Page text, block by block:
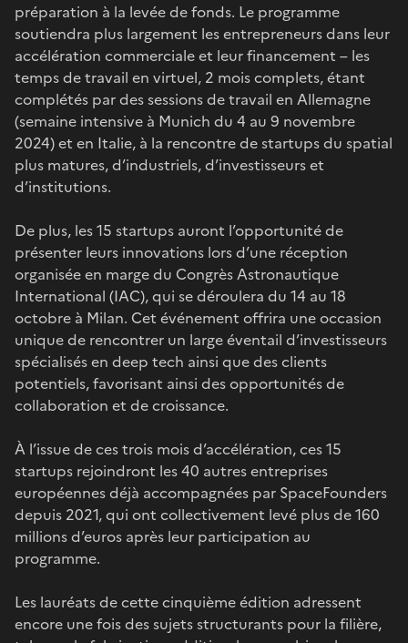
préparation à la levée de fonds. Le programme
soutiendra plus largement les entrepreneurs dans leur
accélération commerciale et leur financement – les
temps de travail en virtuel, 2 mois complets, étant
complétés par des sessions de travail en Allemagne
(semaine intensive à Munich du 4 au 9 novembre
2024) et en Italie, à la rencontre de startups du spatial
plus matures, d’industriels, d’investisseurs et
d’institutions.
De plus, les 15 startups auront l’opportunité de
présenter leurs innovations lors d’une réception
organisée en marge du Congrès Astronautique
International (IAC), qui se déroulera du 14 au 18
octobre à Milan. Cet événement offrira une occasion
unique de rencontrer un large éventail d’investisseurs
spécialisés en deep tech ainsi que des clients
potentiels, favorisant ainsi des opportunités de
collaboration et de croissance.
À l’issue de ces trois mois d’accélération, ces 15
startups rejoindront les 40 autres entreprises
européennes déjà accompagnées par SpaceFounders
depuis 2021, qui ont collectivement levé plus de 160
millions d’euros après leur participation au
programme.
Les lauréats de cette cinquième édition adressent
encore une fois des sujets structurants pour la filière,